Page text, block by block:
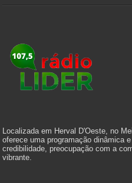
Localizada em Herval D'Oeste, no
oferece uma programação dinâmica
credibilidade, preocupação com a
vibrante.